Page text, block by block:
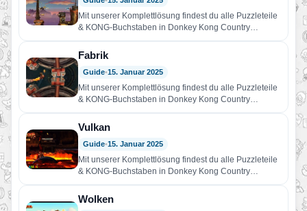
Mit unserer Komplettlösung findest du alle Puzzleteile
& KONG-Buchstaben in Donkey Kong Country
Returns HD in Welt 6…
Fabrik
Guide•15. Januar 2025
Mit unserer Komplettlösung findest du alle Puzzleteile
& KONG-Buchstaben in Donkey Kong Country
Returns HD in Welt 7…
Vulkan
Guide•15. Januar 2025
Mit unserer Komplettlösung findest du alle Puzzleteile
& KONG-Buchstaben in Donkey Kong Country
Returns HD in Welt 8…
Wolken